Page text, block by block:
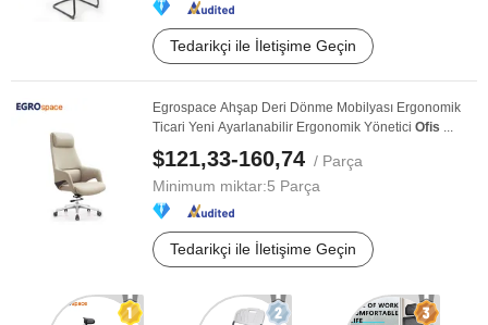
Tedarikçi ile İletişime Geçin
Egrospace Ahşap Deri Dönme Mobilyası Ergonomik
Ticari Yeni Ayarlanabilir Ergonomik Yönetici Ofis ...
$121,33-160,74 / Parça
Minimum miktar:5 Parça
Tedarikçi ile İletişime Geçin